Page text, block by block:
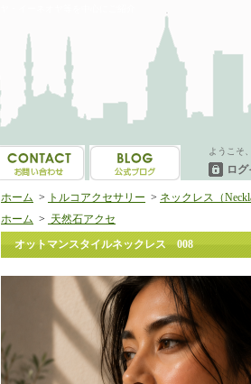
ようこそ
ロ
ホーム > トルコアクセサリー > ネックレス（
ホーム > 天然石アクセ
オットマンスタイルネックレス 008